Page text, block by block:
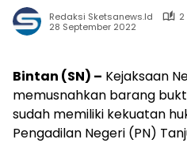
Redaksi Sketsanews.id
28 September 2022
Bintan (SN) – Kejaksaan
memusnahkan barang
sudah memiliki kekuatan
Pengadilan Negeri (PN)